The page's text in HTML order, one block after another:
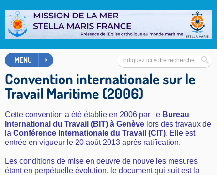
MENU
Convention internationale sur le
Travail Maritime (2006)
Cette convention a été établie en 2006 par le Bureau
International du Travail (BIT) à Genève lors des travaux de
la Conférence Internationale du Travail (CIT). Elle est
entrée en vigueur le 20 août 2013 après ratification.
Les conditions de mise en oeuvre de nouvelles mesures
étant en perpétuelle évolution, le document qui suit est la